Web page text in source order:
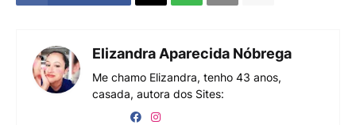
Elizandra Aparecida Nóbrega
Me chamo Elizandra, tenho 43 anos,
casada, autora dos Sites: